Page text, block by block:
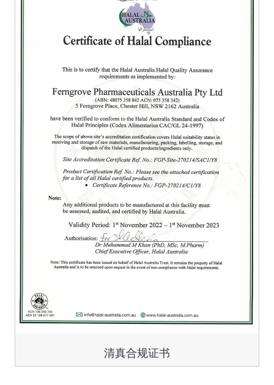
清真合规证书